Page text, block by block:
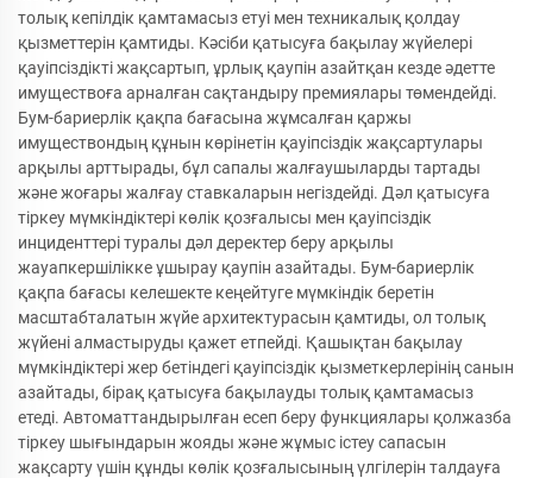
толық кепілдік қамтамасыз етуі мен техникалық қолдау
қызметтерін қамтиды. Кәсіби қатысуға бақылау жүйелері
қауіпсіздікті жақсартып, ұрлық қаупін азайтқан кезде әдетте
имуществоға арналған сақтандыру премиялары төмендейді.
Бум-бариерлік қақпа бағасына жұмсалған қаржы
имуществондың құнын көрінетін қауіпсіздік жақсартулары
арқылы арттырады, бұл сапалы жалғаушыларды тартады
және жоғары жалғау ставкаларын негіздейді. Дәл қатысуға
тіркеу мүмкіндіктері көлік қозғалысы мен қауіпсіздік
инциденттері туралы дәл деректер беру арқылы
жауапкершілікке ұшырау қаупін азайтады. Бум-бариерлік
қақпа бағасы келешекте кеңейтуге мүмкіндік беретін
масштабталатын жүйе архитектурасын қамтиды, ол толық
жүйені алмастыруды қажет етпейді. Қашықтан бақылау
мүмкіндіктері жер бетіндегі қауіпсіздік қызметкерлерінің санын
азайтады, бірақ қатысуға бақылауды толық қамтамасыз
етеді. Автоматтандырылған есеп беру функциялары қолжазба
тіркеу шығындарын жояды және жұмыс істеу сапасын
жақсарту үшін құнды көлік қозғалысының үлгілерін талдауға